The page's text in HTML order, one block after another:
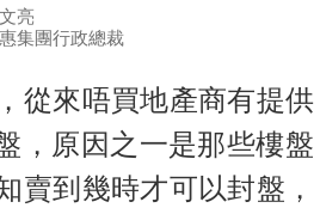
亮
集團行政總裁
來唔買地產商有提供
，原因之一是那些樓盤
賣到幾時才可以封盤，